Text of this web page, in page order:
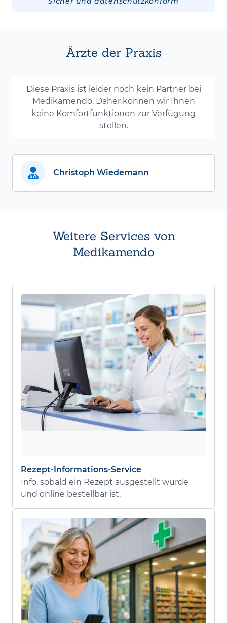
Ärzte der Praxis
Diese Praxis ist leider noch kein Partner bei
Medikamendo. Daher können wir Ihnen
keine Komfortfunktionen zur Verfügung
stellen.
Christoph Wiedemann
Weitere Services von
Medikamendo
Rezept-Informations-Service
Info, sobald ein Rezept ausgestellt wurde
und online bestellbar ist.